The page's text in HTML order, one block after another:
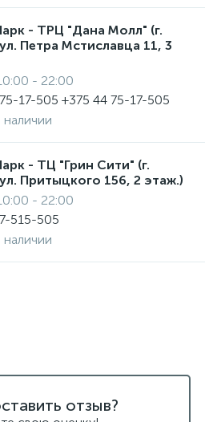
- ТРЦ "Дана Молл" (г.
Петра Мстиславца 11, 3
- 22:00
17-505 +375 44 75-17-505
наличии
- ТЦ "Грин Сити" (г.
Притыцкого 156, 2 этаж.)
- 22:00
515-505
наличии
отзыв?